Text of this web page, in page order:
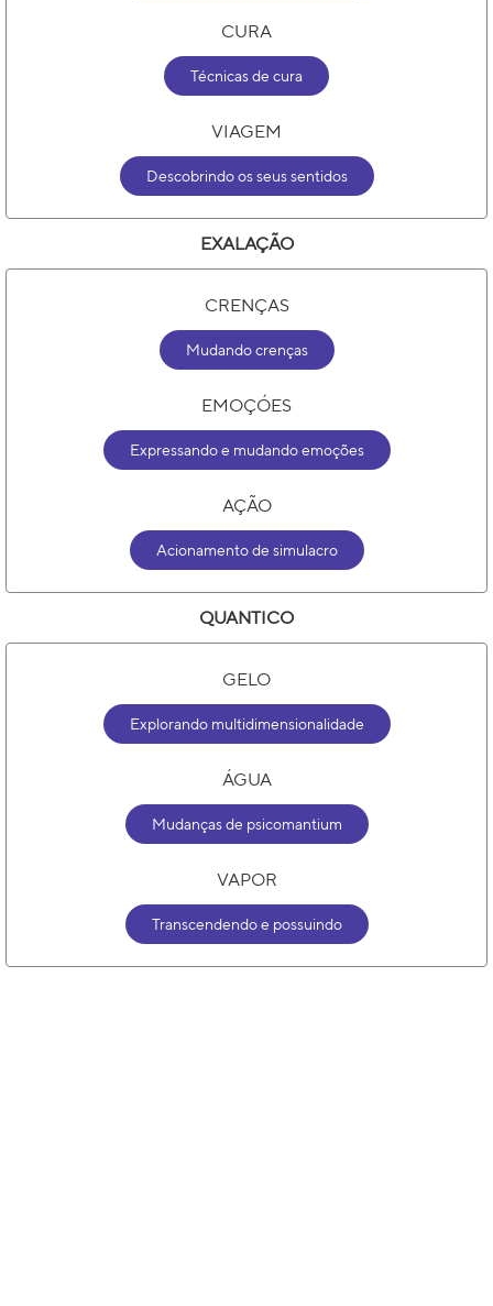
CURA
Técnicas de cura
VIAGEM
Descobrindo os seus sentidos
EXALAÇÃO
CRENÇAS
Mudando crenças
EMOÇÓES
Expressando e mudando emoções
AÇÃO
Acionamento de simulacro
QUANTICO
GELO
Explorando multidimensionalidade
ÁGUA
Mudanças de psicomantium
VAPOR
Transcendendo e possuindo